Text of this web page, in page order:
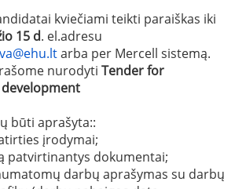
kviečiami teikti paraiškas iki
15 d. el.adresu
arba per Mercell sistemą.
nurodyti Tender for
būti aprašyta::
įrodymai;
patvirtinantys dokumentai;
darbų aprašymas su darbų